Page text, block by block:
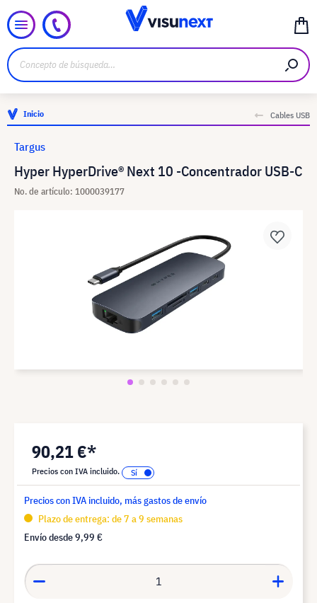
Inicio Cables USB
Hyper HyperDrive® Next 10 -Concentrador USB-C
No. de artículo: 1000039177
Targus
90,21 €*
Precios con IVA incluido.
Precios con IVA incluido, más gastos de envío
Plazo de entrega: de 7 a 9 semanas
Envío desde9,99 €